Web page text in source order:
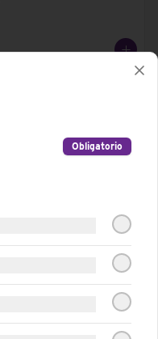
Obligatorio